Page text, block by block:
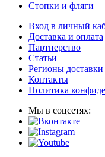
Стопки и фляги
Вход в личный
Доставка и оплата
Партнерство
Статьи
Регионы доставки
Контакты
Политика
Мы в соцсетях: